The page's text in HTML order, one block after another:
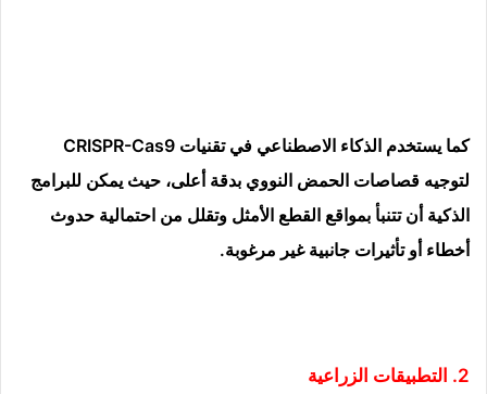
كما يستخدم الذكاء الاصطناعي في تقنيات CRISPR-Cas9
لتوجيه قصاصات الحمض النووي بدقة أعلى، حيث يمكن للبرامج
الذكية أن تتنبأ بمواقع القطع الأمثل وتقلل من احتمالية حدوث
أخطاء أو تأثيرات جانبية غير مرغوبة.
2. التطبيقات الزراعية